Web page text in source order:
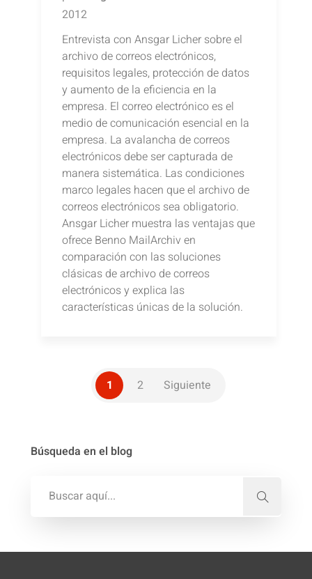
2012
Entrevista con Ansgar Licher sobre el
archivo de correos electrónicos,
requisitos legales, protección de datos
y aumento de la eficiencia en la
empresa. El correo electrónico es el
medio de comunicación esencial en la
empresa. La avalancha de correos
electrónicos debe ser capturada de
manera sistemática. Las condiciones
marco legales hacen que el archivo de
correos electrónicos sea obligatorio.
Ansgar Licher muestra las ventajas que
ofrece Benno MailArchiv en
comparación con las soluciones
clásicas de archivo de correos
electrónicos y explica las
características únicas de la solución.
1 2 Siguiente
Búsqueda en el blog